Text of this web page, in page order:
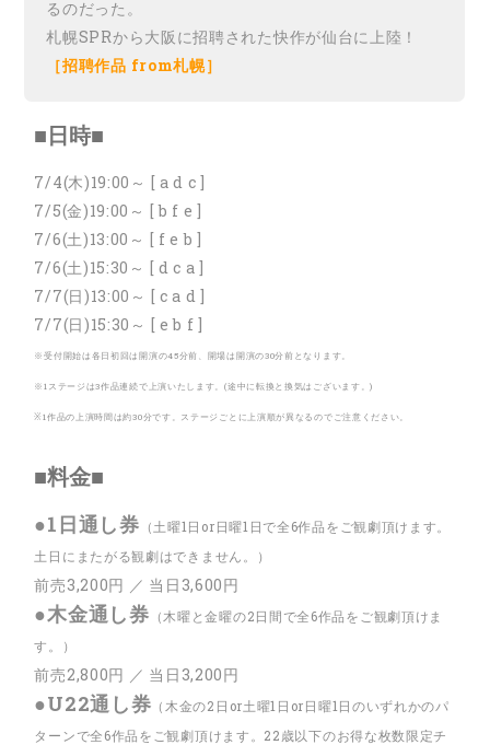
るのだった。
札幌SPRから大阪に招聘された快作が仙台に上陸！
［招聘作品 from札幌］
■日時■
7/4(木)19:00～ [ a d c ]
7/5(金)19:00～ [ b f e ]
7/6(土)13:00～ [ f e b ]
7/6(土)15:30～ [ d c a ]
7/7(日)13:00～ [ c a d ]
7/7(日)15:30～ [ e b f ]
※受付開始は各日初回は開演の45分前、開場は開演の30分前となります。
※1ステージは3作品連続で上演いたします。(途中に転換と換気はございます。)
※1作品の上演時間は約30分です。ステージごとに上演順が異なるのでご注意ください。
■料金■
●1日通し券 （土曜1日or日曜1日で全6作品をご観劇頂けます。
土日にまたがる観劇はできません。）
前売3,200円 ／ 当日3,600円
●木金通し券 （木曜と金曜の2日間で全6作品をご観劇頂けま
す。）
前売2,800円 ／ 当日3,200円
●U22通し券 （木金の2日or土曜1日or日曜1日のいずれかのパ
ターンで全6作品をご観劇頂けます。22歳以下のお得な枚数限定チ